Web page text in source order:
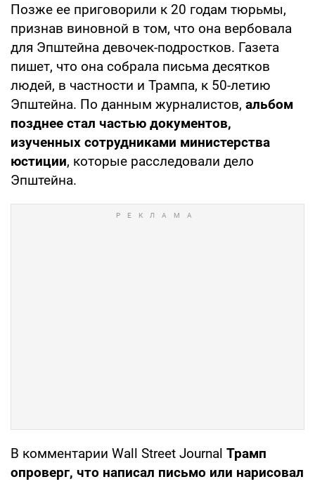
Позже ее приговорили к 20 годам тюрьмы,
признав виновной в том, что она вербовала
для Эпштейна девочек-подростков. Газета
пишет, что она собрала письма десятков
людей, в частности и Трампа, к 50-летию
Эпштейна. По данным журналистов, альбом
позднее стал частью документов,
изученных сотрудниками министерства
юстиции, которые расследовали дело
Эпштейна.
В комментарии Wall Street Journal Трамп
опроверг, что написал письмо или нарисовал